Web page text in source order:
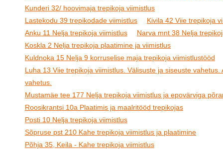
Kunderi 32/ hoovimaja trepikoja viimistlus
Lastekodu 39 trepikodade viimistlus
Kivila 42 Viie trepikoja
Anku 11 Nelja trepikoja viimistlus
Narva mnt 38 Nelja
Koskla 2 Nelja trepikoja plaatimine ja viimistlus
Kuldnoka 15 Nelja 9 korruselise maja trepikoja viimistlustööd
Luha 13 Viie trepikoja viimistlus. Välisuste ja siseuste vahetus.
vahetus.
Mustamäe tee 177 Nelja trepikoja viimistlus ja epovärviga
Roosikrantsi 10a Plaatimis ja maalritööd trepikojas
Posti 10 Nelja trepikoja viimistlus
Sõpruse pst 210 Kahe trepikoja viimistlus ja plaatimine
Põhja 35, Keila - Kahe trepikoja viimistlus